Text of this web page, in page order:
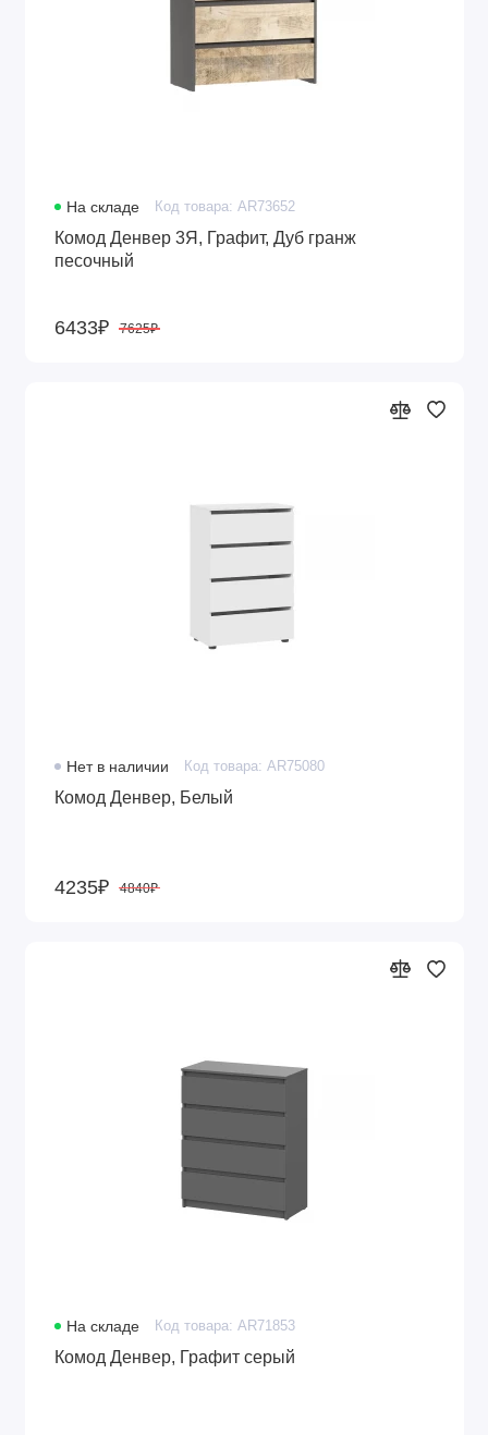
На складе Код товара: AR73652
Комод Денвер 3Я, Графит, Дуб гранж
песочный
6433₽ 7625₽
Нет в наличии Код товара: AR75080
Комод Денвер, Белый
4235₽ 4840₽
На складе Код товара: AR71853
Комод Денвер, Графит серый